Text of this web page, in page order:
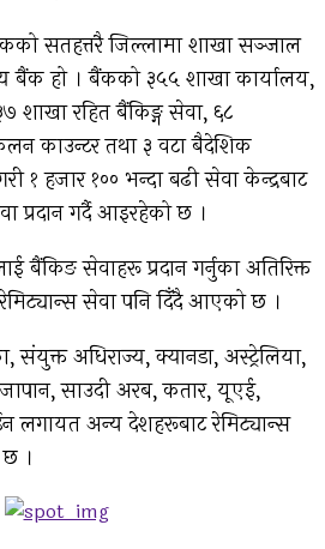
सतहत्तरै जिल्लामा शाखा सञ्जाल
बैंक हो । बैंकको ३५५ शाखा कार्यालय,
रहित बैंकिङ्ग सेवा, ६८
काउन्टर तथा ३ वटा बैदेशिक
१ हजार १०० भन्दा बढी सेवा केन्द्रबाट
प्रदान गर्दै आइरहेको छ ।
बैंकिङ सेवाहरू प्रदान गर्नुका अतिरिक्त
सेवा पनि दिँदै आएको छ ।
अधिराज्य, क्यानडा, अस्ट्रेलिया,
साउदी अरब, कतार, यूएई,
लगायत अन्य देशहरूबाट रेमिट्यान्स
।